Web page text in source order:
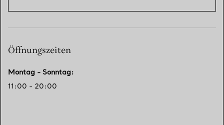
Öffnungszeiten
Montag - Sonntag:
11:00 - 20:00